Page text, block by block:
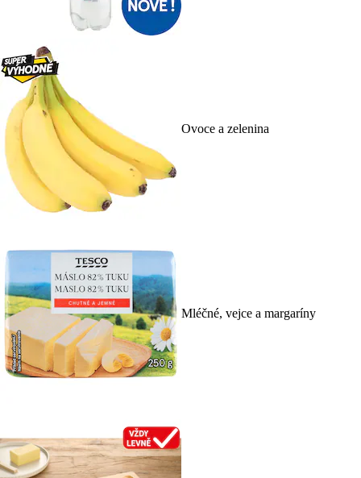
Ovoce a zelenina
Mléčné, vejce a margaríny